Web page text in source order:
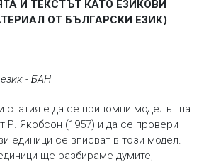
И ТЕКСТЪТ КАТО ЕЗИКОВИ
ОТ БЪЛГАРСКИ ЕЗИК)
- БАН
статия е да се припомни моделът на
Р. Якобсон (1957) и да се провери
единици се вписват в този модел.
ще разбираме думите,